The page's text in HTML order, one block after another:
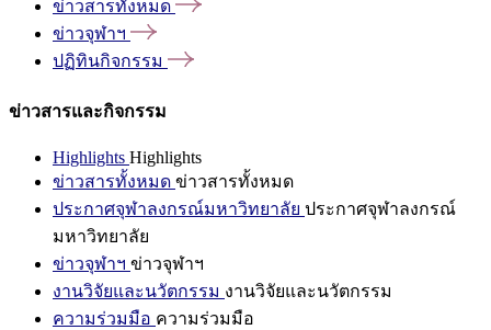
ข่าวสารทั้งหมด
ข่าวจุฬาฯ
ปฏิทินกิจกรรม
ข่าวสารและกิจกรรม
Highlights Highlights
ข่าวสารทั้งหมด ข่าวสารทั้งหมด
ประกาศจุฬาลงกรณ์มหาวิทยาลัย ประกาศจุฬาลงกรณ์
มหาวิทยาลัย
ข่าวจุฬาฯ ข่าวจุฬาฯ
งานวิจัยและนวัตกรรม งานวิจัยและนวัตกรรม
ความร่วมมือ ความร่วมมือ